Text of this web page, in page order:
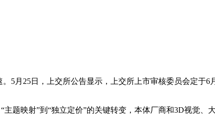
5月25日，上交所公告显示，上交所上市审核委员会定于
题映射”到“独立定价”的关键转变，本体厂商和3D视觉